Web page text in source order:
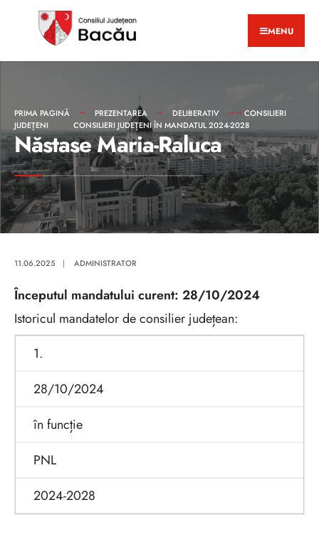
MENU
PRIMA PAGINĂ PREZENTAREA DELIBERATIV
CONSILIERI
JUDEȚENI
CONSILIERI JUDEȚENI ÎN MANDATUL 2024-2028
Năstase Maria-Raluca
11.06.2025 | ADMINISTRATOR
Începutul mandatului curent: 28/10/2024
Istoricul mandatelor de consilier județean:
1.
28/10/2024
în funcție
PNL
2024-2028